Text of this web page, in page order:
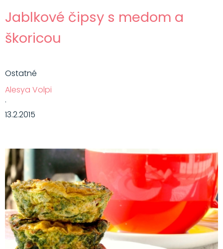
Jablkové čipsy s medom a
škoricou
Ostatné
Alesya Volpi
·
13.2.2015